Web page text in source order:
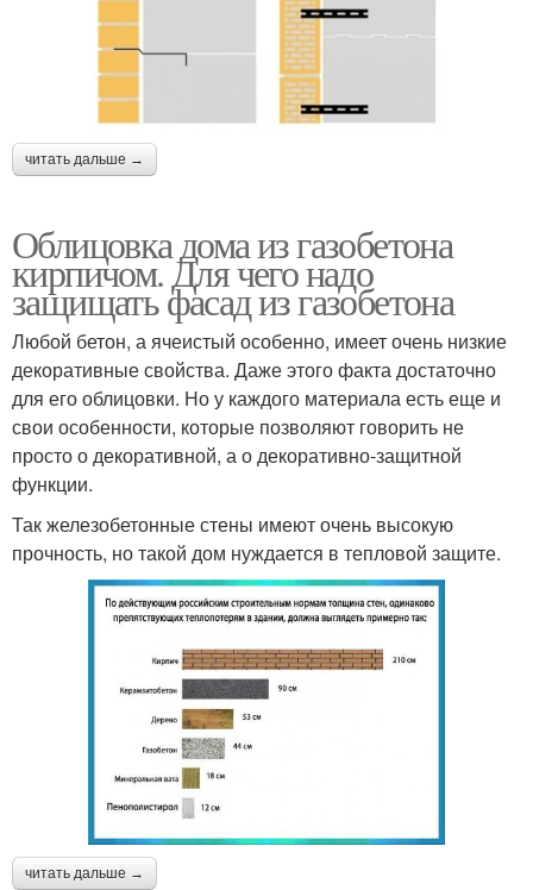
читать дальше →
Облицовка дома из газобетона
кирпичом. Для чего надо
защищать фасад из газобетона
Любой бетон, а ячеистый особенно, имеет очень низкие
декоративные свойства. Даже этого факта достаточно
для его облицовки. Но у каждого материала есть еще и
свои особенности, которые позволяют говорить не
просто о декоративной, а о декоративно-защитной
функции.
Так железобетонные стены имеют очень высокую
прочность, но такой дом нуждается в тепловой защите.
читать дальше →